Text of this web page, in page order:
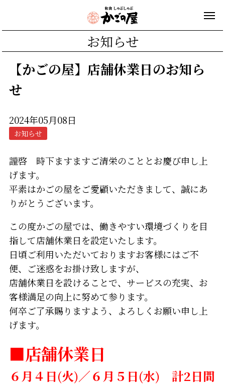
お知らせ
【かごの屋】店舗休業日のお知ら
せ
2024年05月08日
お知らせ
謹啓 時下ますますご清栄のこととお慶び申し上
げます。
平素はかごの屋をご愛顧いただきまして、誠にあ
りがとうございます。
この度かごの屋では、働きやすい環境づくりを目
指して店舗休業日を設定いたします。
日頃ご利用いただいておりますお客様にはご不
便、ご迷惑をお掛け致しますが、
店舗休業日を設けることで、サービスの充実、お
客様満足の向上に努めて参ります。
何卒ご了承賜りますよう、よろしくお願い申し上
げます。
■店舗休業日
６月４日(火)／６月５日(水) 計2日間